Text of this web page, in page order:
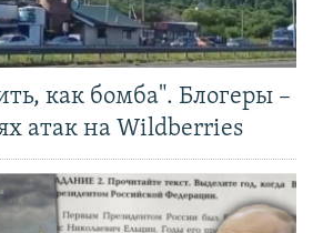
как бомба". Блогеры –
атак на Wildberries